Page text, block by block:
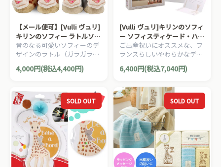
【メール便可】[Vulli ヴュリ]
キリンのソフィー ラトルソッ
クス２足セット キリン＆グレ
ー
音のなる可愛いソフィーのデ
ザインのラトル（ガラガラ入
り）靴下２足セットです。
4,000円(税込4,400円)
[Vulli ヴュリ]キリンのソフィ
ー ソフィスティケード・ハー
トラトルセット
ご出産祝いにオススメな、フ
ランスらしいやわらかなデザ
インのしっかりとしたキリン
のソフィーのギフトボックス
6,400円(税込7,040円)
SOLD OUT SOLD OUT